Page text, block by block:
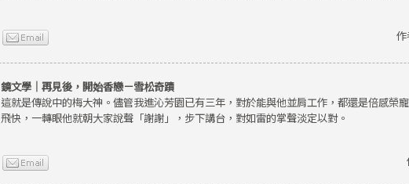
作
鏡文學｜再見後，開始香戀－雪松奇蹟
這就是傳說中的梅大神。儘管我進沁芳園已有三年，對於能與他並肩工作，都還是倍感榮
飛快，一轉眼他就朝大家說聲「謝謝」，步下講台，對如雷的掌聲淡定以對。